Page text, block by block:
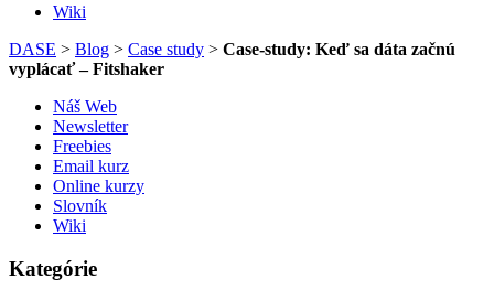
Wiki
DASE > Blog > Case study > Case-study: Keď sa dáta začnú
vyplácať – Fitshaker
Náš Web
Newsletter
Freebies
Email kurz
Online kurzy
Slovník
Wiki
Kategórie